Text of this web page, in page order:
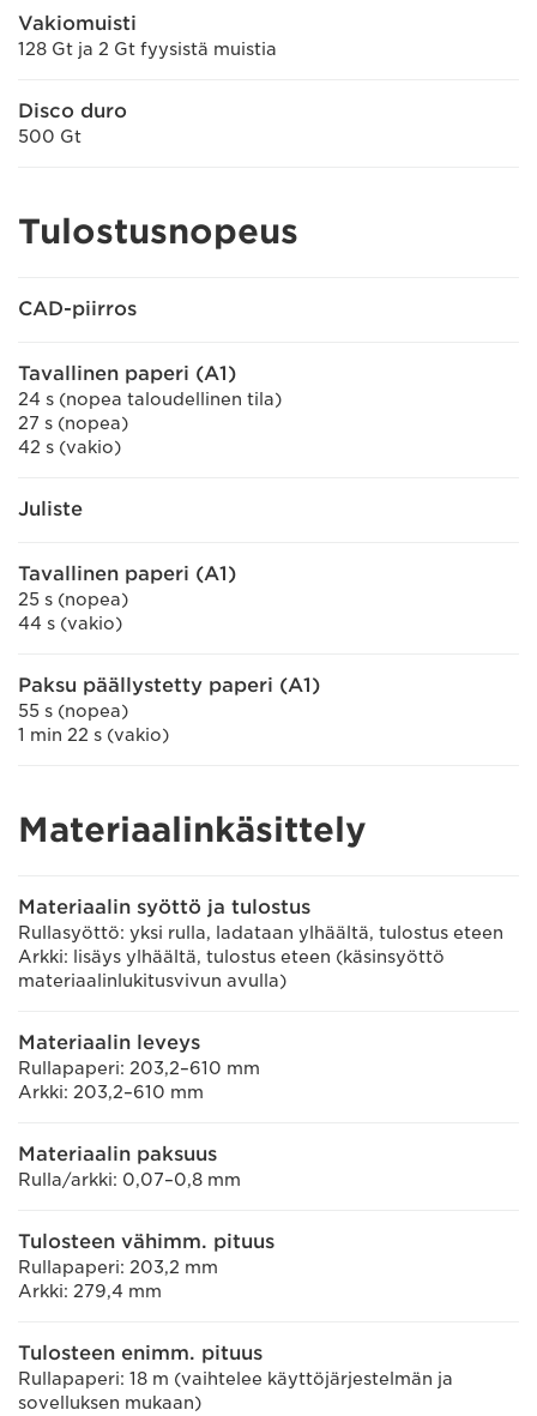
Vakiomuisti
128 Gt ja 2 Gt fyysistä muistia
Disco duro
500 Gt
Tulostusnopeus
CAD-piirros
Tavallinen paperi (A1)
24 s (nopea taloudellinen tila)
27 s (nopea)
42 s (vakio)
Juliste
Tavallinen paperi (A1)
25 s (nopea)
44 s (vakio)
Paksu päällystetty paperi (A1)
55 s (nopea)
1 min 22 s (vakio)
Materiaalinkäsittely
Materiaalin syöttö ja tulostus
Rullasyöttö: yksi rulla, ladataan ylhäältä, tulostus eteen
Arkki: lisäys ylhäältä, tulostus eteen (käsinsyöttö
materiaalinlukitusvivun avulla)
Materiaalin leveys
Rullapaperi: 203,2–610 mm
Arkki: 203,2–610 mm
Materiaalin paksuus
Rulla/arkki: 0,07–0,8 mm
Tulosteen vähimm. pituus
Rullapaperi: 203,2 mm
Arkki: 279,4 mm
Tulosteen enimm. pituus
Rullapaperi: 18 m (vaihtelee käyttöjärjestelmän ja
sovelluksen mukaan)